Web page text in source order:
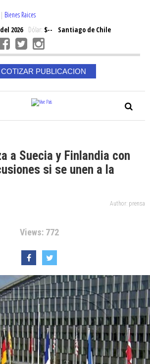
| Bienes Raices
2026Dólar: $--
Santiago de Chile
COTIZAR PUBLICACION
a Suecia y Finlandia con
si se unen a la
Author: prensa
Views: 772